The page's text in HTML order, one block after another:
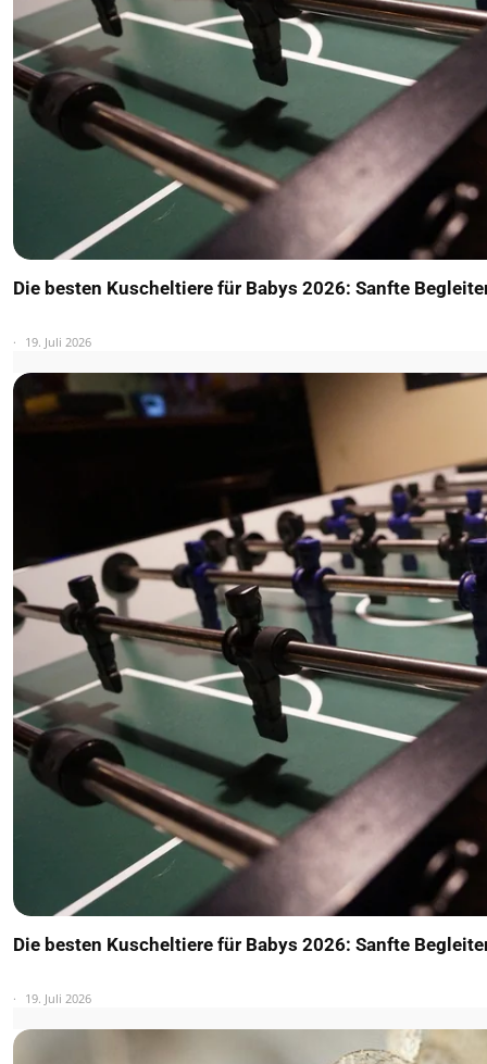
Die besten Kuscheltiere für Babys 2026: Sanfte
19. Juli 2026
Die besten Kuscheltiere für Babys 2026: Sanfte
19. Juli 2026